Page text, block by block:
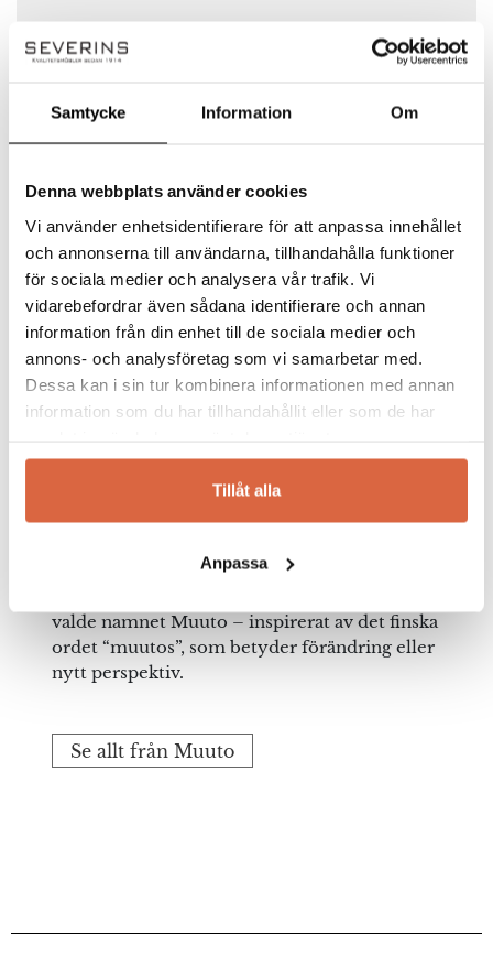
Samtycke Information Om
Denna webbplats använder cookies
Vi använder enhetsidentifierare för att anpassa innehållet
och annonserna till användarna, tillhandahålla funktioner
för sociala medier och analysera vår trafik. Vi
vidarebefordrar även sådana identifierare och annan
information från din enhet till de sociala medier och
annons- och analysföretag som vi samarbetar med.
Dessa kan i sin tur kombinera informationen med annan
information som du har tillhandahållit eller som de har
Tillåt alla
Anpassa
Din recension
Namn*
Spara mitt namn, min e-postadress och webbplats i
denna webbläsare till nästa gång jag skriver en
Muuto
Möbler, belysning och inredning från Muuto.
Tillsammans med dagens främsta
skandinaviska designers har designföretaget
Muuto en vision att föra tillbaka Skandinavien
internationellt framgångsrika nordiska
designföretaget, strävar efter att lägga till ett
därmed sätta regionen tillbaka i täten på den
valde namnet Muuto – inspirerat av det finska
ordet “muutos”, som betyder förändring eller
nytt perspektiv.
Se allt från Muuto